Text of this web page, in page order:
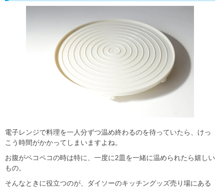
電子レンジで料理を一人分ずつ温め終わるのを待っていたら、けっ
こう時間がかかってしまいますよね。
お腹がペコペコの時は特に、一度に2皿を一緒に温められたら嬉しい
もの。
そんなときに役立つのが、ダイソーのキッチングッズ売り場にある